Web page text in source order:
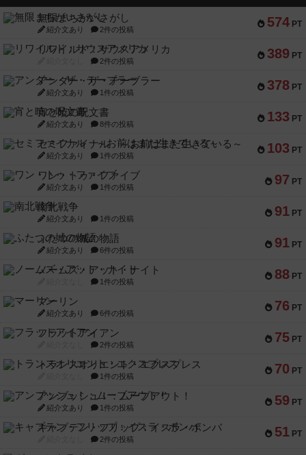
574 PT
無限まちがいさがし
紹介文あり 2件の投稿
389 PT
リワイルド：サウスアメリカ
2件の投稿
378 PT
アンダー・ザ・テーブラー
紹介文あり 1件の投稿
133 PT
宵と暁の呪文書
紹介文あり 8件の投稿
103 PT
セミファイナル ～お前はまだ生きている～
紹介文あり 1件の投稿
97 PT
ワン・トゥ・ファイブ
紹介文あり 1件の投稿
91 PT
南北戦争
紹介文あり 1件の投稿
91 PT
ふたつの城の物語
紹介文あり 6件の投稿
88 PT
ノームズ・アット・ナイト
1件の投稿
76 PT
マーリン
紹介文あり 6件の投稿
75 PT
フラットアイアン
2件の投稿
70 PT
トランスオリエント・エクスプレス
1件の投稿
59 PT
アンブッシュ！：ムーブアウト！
紹介文あり 1件の投稿
51 PT
キャプテン・フリップ：イスラ・ボンバ
2件の投稿